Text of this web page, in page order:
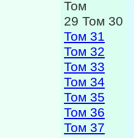
Том
29 Том 30
Том 31
Том 32
Том 33
Том 34
Том 35
Том 36
Том 37